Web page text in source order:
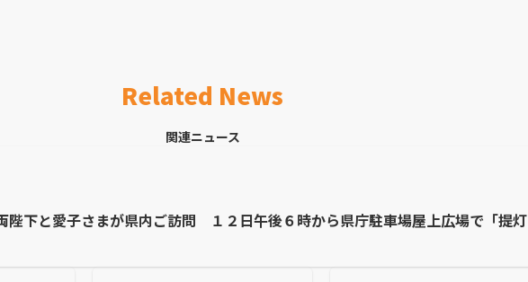
Related News
関連ニュース
陛下と愛子さまが県内ご訪問 １２日午後６時から県庁駐車場屋上広場で「提灯